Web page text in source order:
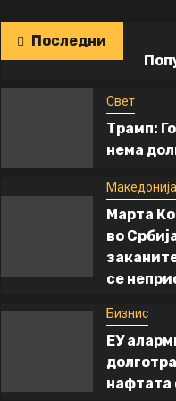
Последни
Свет
Трамп:
нема
Македонија
Марта
во
се
Бизнис
ЕУ
нафтата